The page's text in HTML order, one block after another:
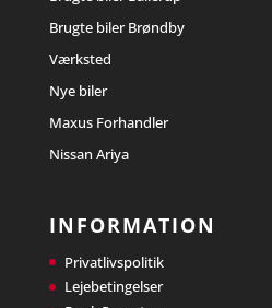
Brugte biler Brøndby
Værksted
Nye biler
Maxus Forhandler
Nissan Ariya
INFORMATION
Privatlivspolitik
Lejebetingelser